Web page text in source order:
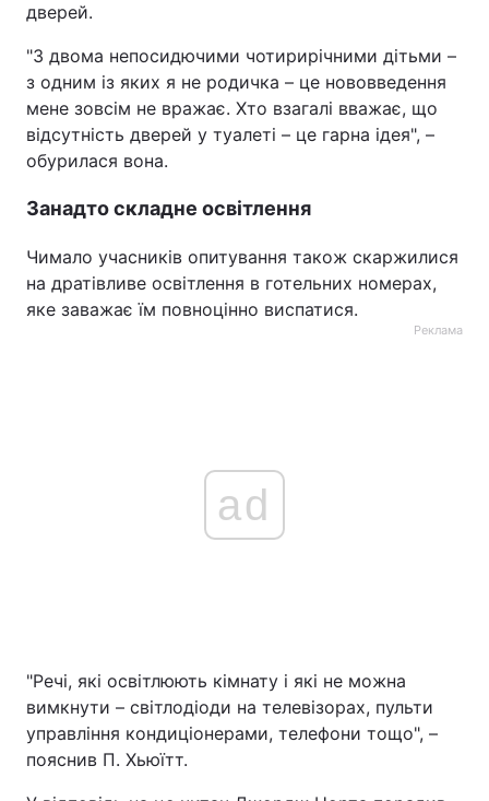
дверей.
"З двома непосидючими чотирирічними дітьми –
з одним із яких я не родичка – це нововведення
мене зовсім не вражає. Хто взагалі вважає, що
відсутність дверей у туалеті – це гарна ідея", –
обурилася вона.
Занадто складне освітлення
Чимало учасників опитування також скаржилися
на дратівливе освітлення в готельних номерах,
яке заважає їм повноцінно виспатися.
Реклама
ad
"Речі, які освітлюють кімнату і які не можна
вимкнути – світлодіоди на телевізорах, пульти
управління кондиціонерами, телефони тощо", –
пояснив П. Хьюїтт.